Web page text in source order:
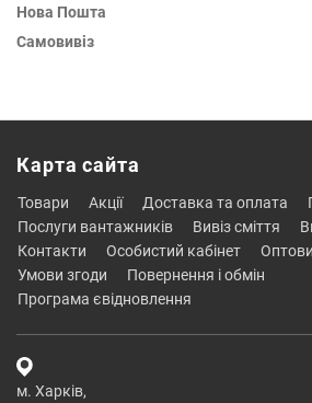
Нова Пошта
Самовивіз
Карта сайта
товари акції доставка та оплата
послуги вантажників
вивіз сміття
контакти
особистий кабінет
умови згоди
повернення і обмін
програма євідновлення
м. Харків,